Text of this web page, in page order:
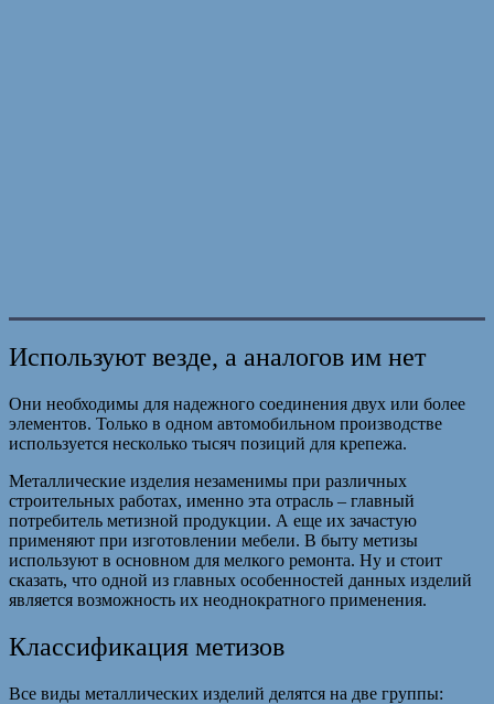
Используют везде, а аналогов им нет
Они необходимы для надежного соединения двух или более
элементов. Только в одном автомобильном производстве
используется несколько тысяч позиций для крепежа.
Металлические изделия незаменимы при различных
строительных работах, именно эта отрасль – главный
потребитель метизной продукции. А еще их зачастую
применяют при изготовлении мебели. В быту метизы
используют в основном для мелкого ремонта. Ну и стоит
сказать, что одной из главных особенностей данных изделий
является возможность их неоднократного применения.
Классификация метизов
Все виды металлических изделий делятся на две группы: